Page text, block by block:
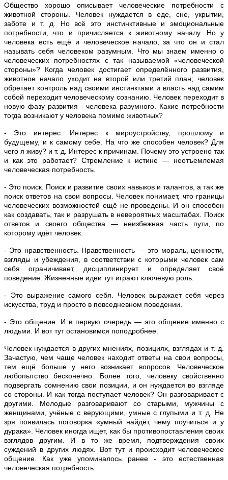
Общество хорошо описывает человеческие потребности с
животной стороны. Человек нуждается в еде, сне, укрытии,
заботе и т. д. Но всё это инстинктивные и эмоциональные
потребности, что и причисляется к животному началу. Но у
человека есть ещё и человеческое начало, за что он и стал
называть себя человеком разумным. Что мы знаем именно о
человеческих потребностях с так называемой «человеческой
стороны»? Когда человек достигает определённого развития,
животное начало уходит на второй или третий план; человек
обретает контроль над своими инстинктами и власть над самим
собой переходит человеческому сознанию. Человек переходит в
новую фазу развития - человека разумного. Какие потребности
тогда возникают у человека помимо животных?
- Это интерес. Интерес к мироустройству, прошлому и
будущему, и к самому себе. На что же способен человек? Для
чего я живу? и т. д. Интерес к причинам. Почему это устроено так
и как это работает? Стремление к истине — неотъемлемая
человеческая потребность.
- Это поиск. Поиск и развитие своих навыков и талантов, а так же
поиск ответов на свои вопросы. Человек понимает, что границы
человеческих возможностей ещё не проведены. И он способен
как создавать, так и разрушать в невероятных масштабах. Поиск
ответов и своего общества — неизбежная часть пути, по
которому идёт человек.
- Это нравственность. Нравственность — это мораль, ценности,
взгляды и убеждения, в соответствии с которыми человек сам
себя ограничивает, дисциплинирует и определяет своё
поведение. Жизненные идеи тут играют ключевую роль.
- Это выражение самого себя. Человек выражает себя через
искусства, труд и просто в повседневном поведении.
- Это общение. И в первую очередь — это общение именно с
людьми. И вот тут остановимся поподробнее.
Человек нуждается в других мнениях, позициях, взглядах и т. д.
Зачастую, чем чаще человек находит ответы на свои вопросы,
тем ещё больше у него возникает вопросов. Человеческое
любопытство бесконечно. Более того, человеку свойственно
подвергать сомнению свои позиции, и он нуждается во взгляде
со стороны. И как тогда поступает человек? Он разговаривает с
другими. Молодые разговаривают со старыми, мужчины с
женщинами, учёные с верующими, умные с глупыми и т. д. Не
зря появилась поговорка «умный найдёт, чему поучиться и у
дурака». Человек иногда ищет, как бы противопоставления своих
взглядов другим. И в то же время, подтверждения своих
суждений в других людях. Вот тут и происходит человеческое
общение. Как уже упоминалось ранее - это естественная
человеческая потребность.